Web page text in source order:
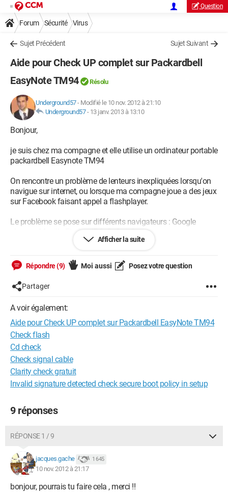
Question
Forum Sécurité Virus
Sujet Précédent Sujet Suivant
Aide pour Check UP complet sur Packardbell
EasyNote TM94
Résolu
Underground57- Modifié le 10 nov. 2012 à 21:10
Underground57- 13 janv. 2013 à 13:10
Bonjour,
je suis chez ma compagne et elle utilise un ordinateur portable
packardbell Easynote TM94
On rencontre un problème de lenteurs inexpliquées lorsqu'on
navigue sur internet, ou lorsque ma compagne joue a des jeux
sur Facebook faisant appel a flashplayer.
Le problème se pose sur différents navigateurs : Google
chrome, Mozilla Firefox, IE 9, Safari, Opera.
Le PC tourne sur Windows 7 SP1 et tout est à jour.
Je ne sais pas d'ou peut provenir ce type de lenteurs.
Est-ce qu'un expert peut me prendre en charge pour faire un
check up complet de cet ordinateur.
Dans l'attente de vous lire,
Cordialement
Nick
Dans deux têtes il y en a toujours plus que dans une.
Afficher la suite
Répondre (9) Moi aussi Posez votre question
Partager
A voir également:
Aide pour Check UP complet sur Packardbell EasyNote TM94
Check flash
Cd check
Check signal cable
Clarity check gratuit
Invalid signature detected check secure boot policy in setup
9 réponses
RÉPONSE 1 / 9
jacques.gache 1 645
10 nov. 2012 à 21:17
bonjour, pourrais tu faire cela , merci !!